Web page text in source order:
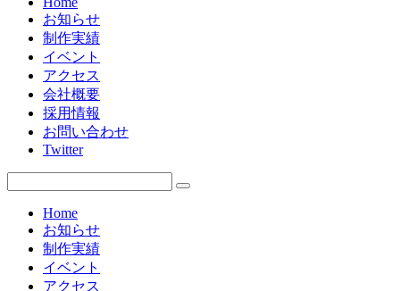
お知らせ
制作実績
イベント
アクセス
会社概要
採用情報
お問い合わせ
Twitter
Home
お知らせ
制作実績
イベント
アクセス